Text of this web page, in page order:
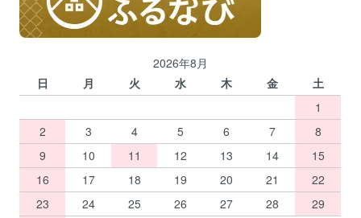
2026年8月
日
月 火 水 木 金
土
1
2
3 4 5 6 7
8
9
10 11 12 13 14
15
16
17 18 19 20 21
22
23
24 25 26 27 28
29